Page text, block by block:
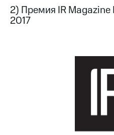
погашении
именных
Регистратор
2) Премия IR
2017